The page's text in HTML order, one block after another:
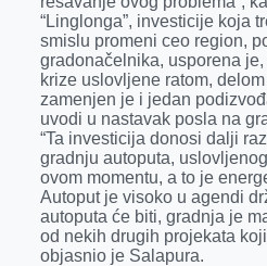
“Linglonga”, investicije koja
smislu promeni ceo region,
gradonačelnika, usporena
krize uslovljene ratom,
zamenjen je i jedan
uvodi u nastavak posla na
“Ta investicija donosi dalji
gradnju autoputa,
ovom momentu, a to je
Autoput je visoko u agendi
autoputa će biti, gradnja je
od nekih drugih projekata
objasnio je Salapura.